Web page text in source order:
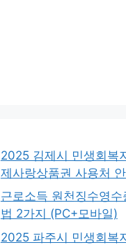
2025 김제시 민생회복
제사랑상품권 사용처
근로소득 원천징수영
법 2가지 (PC+모바일)
2025 파주시 민생회복